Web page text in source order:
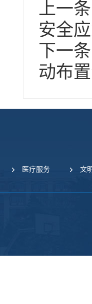
上一
安全
下一
动布
医疗服务 文